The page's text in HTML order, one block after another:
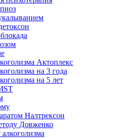
Актоплекс
на 3 года
на 5 лет
Налтрексон
Довженко